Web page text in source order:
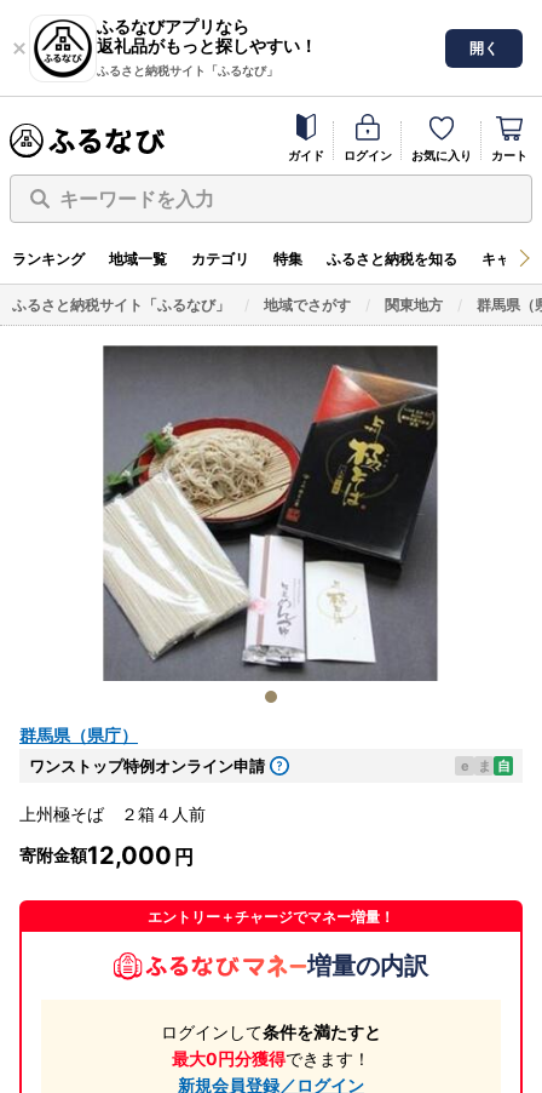
ふるなびアプリなら
返礼品がもっと探しやすい！
ふるさと納税サイト「ふるなび」
開く
ガイド ログイン お気に入り カート
キーワードを入力
ランキング 地域一覧 カテゴリ 特集 ふるさと納税を知る キャン
ふるさと納税サイト「ふるなび」 地域でさがす 関東地方 群馬県（
群馬県（県庁）
ワンストップ特例オンライン申請 e ま 自
上州極そば ２箱４人前
寄附金額12,000
エントリー＋チャージでマネー増量！
増量の内訳
ログインして条件を満たすと
最大0円分獲得できます！
新規会員登録／ログイン